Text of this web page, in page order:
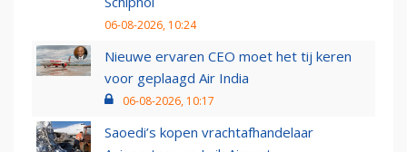
06-08-2026, 10:24
Nieuwe ervaren CEO moet het tij keren
voor geplaagd Air India
06-08-2026, 10:17
Saoedi’s kopen vrachtafhandelaar